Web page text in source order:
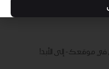
موقعك - ​​إلى الأبد!